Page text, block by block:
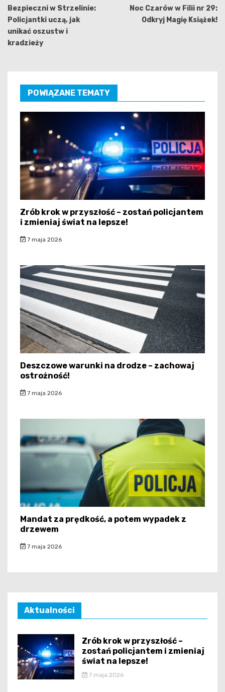
wpisu
Bezpieczni w Strzelinie:
Policjantki uczą, jak
unikać oszustw i
kradzieży
Noc Czarów w Filii nr 29:
Odkryj Magię Książek!
POWIĄZANE TEMATY
Zrób krok w przyszłość – zostań policjantem
i zmieniaj świat na lepsze!
7 maja 2026
Deszczowe warunki na drodze – zachowaj
ostrożność!
7 maja 2026
Mandat za prędkość, a potem wypadek z
drzewem
7 maja 2026
Aktualności
Zrób krok w przyszłość –
zostań policjantem i zmieniaj
świat na lepsze!
7 maja 2026